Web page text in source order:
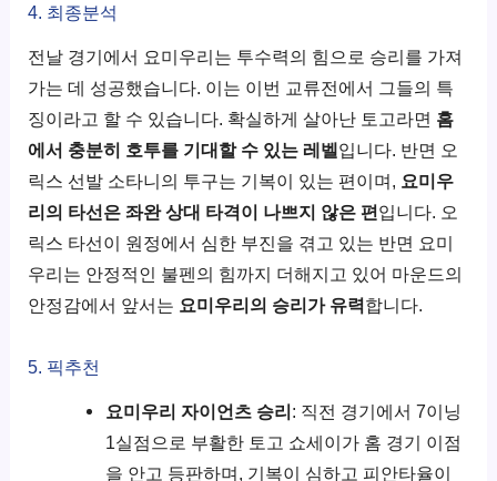
4. 최종분석
전날 경기에서 요미우리는 투수력의 힘으로 승리를 가져
가는 데 성공했습니다. 이는 이번 교류전에서 그들의 특
징이라고 할 수 있습니다. 확실하게 살아난 토고라면 홈
에서 충분히 호투를 기대할 수 있는 레벨입니다. 반면 오
릭스 선발 소타니의 투구는 기복이 있는 편이며, 요미우
리의 타선은 좌완 상대 타격이 나쁘지 않은 편입니다. 오
릭스 타선이 원정에서 심한 부진을 겪고 있는 반면 요미
우리는 안정적인 불펜의 힘까지 더해지고 있어 마운드의
안정감에서 앞서는 요미우리의 승리가 유력합니다.
5. 픽추천
요미우리 자이언츠 승리: 직전 경기에서 7이닝
1실점으로 부활한 토고 쇼세이가 홈 경기 이점
을 안고 등판하며, 기복이 심하고 피안타율이